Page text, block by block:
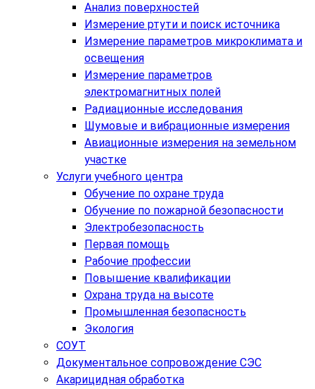
Анализ поверхностей
Измерение ртути и поиск источника
Измерение параметров микроклимата и
освещения
Измерение параметров
электромагнитных полей
Радиационные исследования
Шумовые и вибрационные измерения
Авиационные измерения на земельном
участке
Услуги учебного центра
Обучение по охране труда
Обучение по пожарной безопасности
Электробезопасность
Первая помощь
Рабочие профессии
Повышение квалификации
Охрана труда на высоте
Промышленная безопасность
Экология
СОУТ
Документальное сопровождение СЭС
Акарицидная обработка